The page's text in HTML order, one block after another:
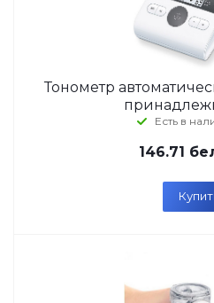
Тонометр
Есть в
146.71